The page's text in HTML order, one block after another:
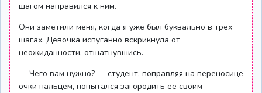
шагом направился к ним.
Они заметили меня, когда я уже был буквально в трех
шагах. Девочка испуганно вскрикнула от
неожиданности, отшатнувшись.
— Чего вам нужно? — студент, поправляя на переносице
очки пальцем, попытался загородить ее своим